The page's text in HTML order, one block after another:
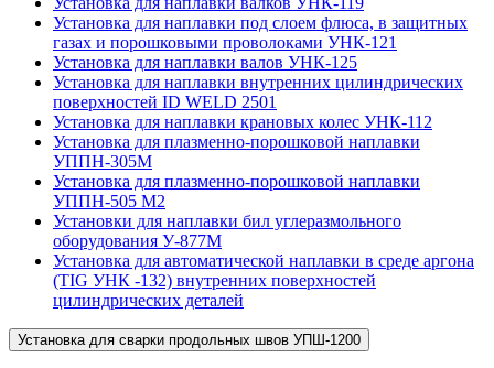
Установка для наплавки под слоем флюса, в защитных
газах и порошковыми проволоками УНК-121
Установка для наплавки валов УНК-125
Установка для наплавки внутренних цилиндрических
поверхностей ID WELD 2501
Установка для наплавки крановых колес УНК-112
Установка для плазменно-порошковой наплавки
УППН-305М
Установка для плазменно-порошковой наплавки
УППН-505 М2
Установки для наплавки бил углеразмольного
оборудования У-877М
Установка для автоматической наплавки в среде аргона
(TIG УНК -132) внутренних поверхностей
цилиндрических деталей
Установка для сварки продольных швов УПШ-1200